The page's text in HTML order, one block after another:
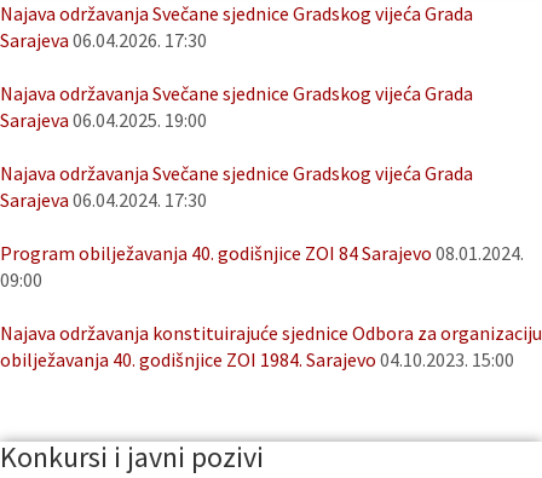
Najava održavanja Svečane sjednice Gradskog vijeća Grada
Sarajeva 06.04.2026. 17:30
Najava održavanja Svečane sjednice Gradskog vijeća Grada
Sarajeva 06.04.2025. 19:00
Najava održavanja Svečane sjednice Gradskog vijeća Grada
Sarajeva 06.04.2024. 17:30
Program obilježavanja 40. godišnjice ZOI 84 Sarajevo 08.01.2024.
09:00
Najava održavanja konstituirajuće sjednice Odbora za organizaciju
obilježavanja 40. godišnjice ZOI 1984. Sarajevo 04.10.2023. 15:00
Konkursi i javni pozivi